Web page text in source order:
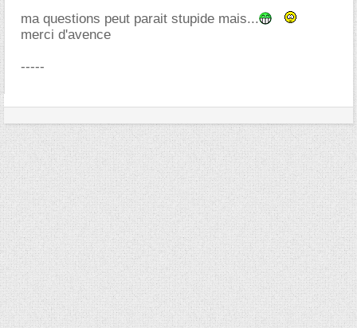
ma questions peut parait stupide mais...
merci d'avence
-----